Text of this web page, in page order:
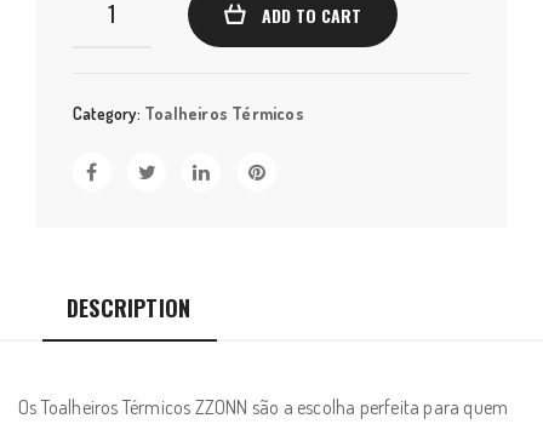
Térmico
Inox
Barras
-
M04SD-
ADD TO CART
Category: Toalheiros Térmicos
DESCRIPTION
Os Toalheiros Térmicos ZZONN são a escolha perfeita para quem